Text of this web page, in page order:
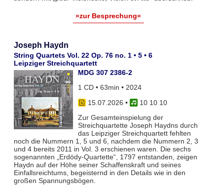
»zur Besprechung«
Joseph Haydn
String Quartets Vol. 22 Op. 76 no. 1 • 5 • 6
Leipziger Streichquartett
MDG 307 2386-2
1 CD • 63min • 2024
15.07.2026 •
10 10 10
Zur Gesamteinspielung der
Streichquartette Joseph Haydns durch
das Leipziger Streichquartett fehlten
noch die Nummern 1, 5 und 6, nachdem die Nummern 2, 3
und 4 bereits 2011 in Vol. 3 erschienen waren. Die sechs
sogenannten „Erdödy-Quartette“, 1797 entstanden, zeigen
Haydn auf der Höhe seiner Schaffenskraft und seines
Einfallsreichtums, begeisternd in den Details wie in den
großen Spannungsbögen.